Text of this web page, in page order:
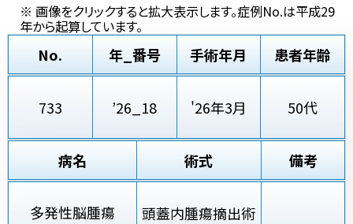
※ 画像をクリックすると拡大表示します。症例No.は平成29
年から起算しています。
No. 年_番号 手術年月 患者年齢
733 ’26_18 '26年3月 50代
病名 術式 備考
多発性脳腫瘍 頭蓋内腫瘍摘出術